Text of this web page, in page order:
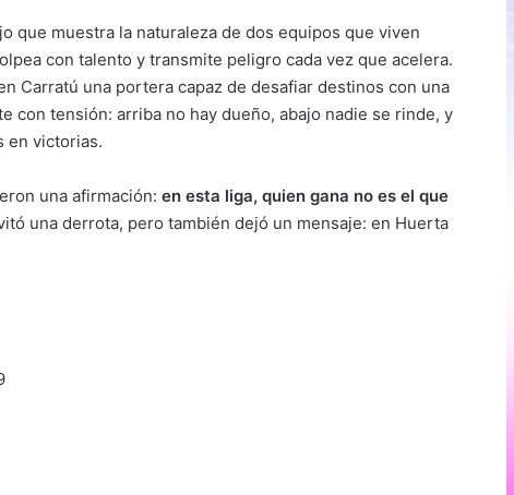
que muestra la naturaleza de dos equipos que viven
con talento y transmite peligro cada vez que acelera.
Carratú una portera capaz de desafiar destinos con una
con tensión: arriba no hay dueño, abajo nadie se rinde, y
en victorias.
una afirmación: en esta liga, quien gana no es el que
una derrota, pero también dejó un mensaje: en Huerta